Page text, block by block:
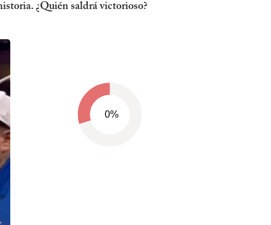
¿Quién saldrá victorioso?
0%